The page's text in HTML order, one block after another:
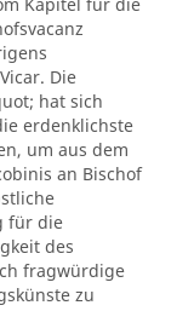
Die
hat sich
erdenklichste
um aus dem
an Bischof
für die
des
fragwürdige
zu